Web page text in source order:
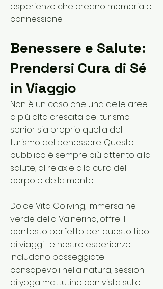
esperienze che creano memoria e
connessione.
Benessere e Salute:
Prendersi Cura di Sé
in Viaggio
Non è un caso che una delle aree
a più alta crescita del turismo
senior sia proprio quella del
turismo del benessere. Questo
pubblico è sempre più attento alla
salute, al relax e alla cura del
corpo e della mente.
Dolce Vita Coliving, immersa nel
verde della Valnerina, offre il
contesto perfetto per questo tipo
di viaggi. Le nostre esperienze
includono passeggiate
consapevoli nella natura, sessioni
di yoga mattutino con vista sulle